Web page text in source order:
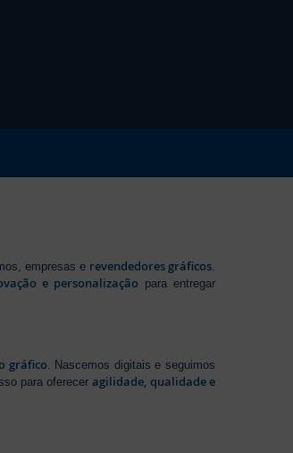
empresas e revendedores gráficos.
e personalização para entregar
gráfico . Nascemos digitais e seguimos
para ofereceragilidade, qualidade e